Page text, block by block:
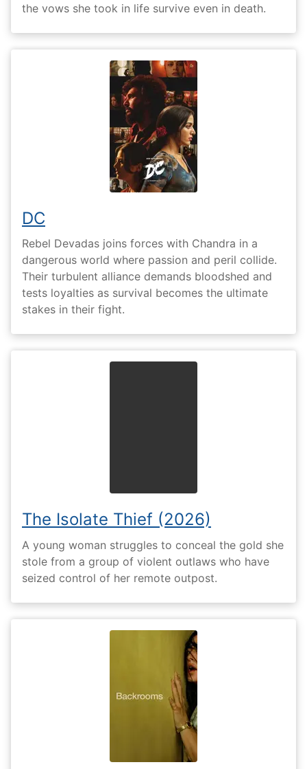
the vows she took in life survive even in death.
DC
Rebel Devadas joins forces with Chandra in a
dangerous world where passion and peril collide.
Their turbulent alliance demands bloodshed and
tests loyalties as survival becomes the ultimate
stakes in their fight.
The Isolate Thief (2026)
A young woman struggles to conceal the gold she
stole from a group of violent outlaws who have
seized control of her remote outpost.